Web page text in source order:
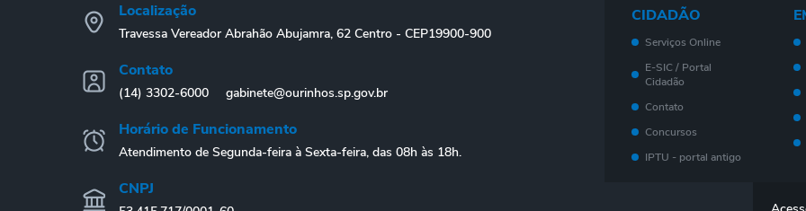
Localização
Travessa Vereador Abrahão Abujamra, 62 Centro - CEP19900-900
Contato
(14) 3302-6000 gabinete@ourinhos.sp.gov.br
Horário de Funcionamento
Atendimento de Segunda-feira à Sexta-feira, das 08h às 18h.
CNPJ
CIDADÃO
Serviços Online
E-SIC / Portal
Cidadão
Contato
Concursos
IPTU - portal antigo